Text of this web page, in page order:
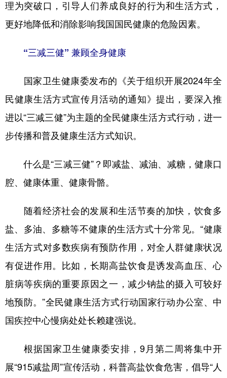
理为突破口，引导人们养成良好的行为和生活方式，
更好地降低和消除影响我国国民健康的危险因素。
“三减三健” 兼顾全身健康
国家卫生健康委发布的《关于组织开展2024年全
民健康生活方式宣传月活动的通知》提出，要深入推
进以“三减三健”为主题的全民健康生活方式行动，进一
步传播和普及健康生活方式知识。
什么是“三减三健”？即减盐、减油、减糖，健康口
腔、健康体重、健康骨骼。
随着经济社会的发展和生活节奏的加快，饮食多
盐、多油、多糖等不健康的生活方式十分常见。“健康
生活方式对多数疾病有预防作用，对全人群健康状况
有促进作用。比如，长期高盐饮食是诱发高血压、心
脏病等疾病的重要原因之一，减少钠盐的摄入可较好
地预防。”全民健康生活方式行动国家行动办公室、中
国疾控中心慢病处处长赖建强说。
根据国家卫生健康委安排，9月第二周将集中开
展“915减盐周”宣传活动，科普高盐饮食危害，倡导“人